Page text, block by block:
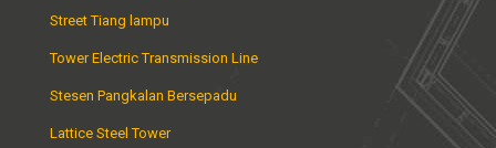
Street Tiang lampu
Tower Electric Transmission Line
Stesen Pangkalan Bersepadu
Lattice Steel Tower